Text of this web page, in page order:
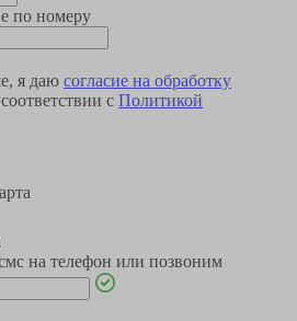
по номеру
я даю согласие на обработку
с Политикой
на телефон или позвоним